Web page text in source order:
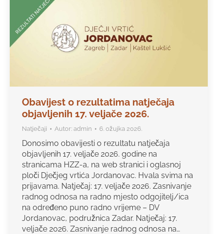
Obavijest o rezultatima natječaja
objavljenih 17. veljače 2026.
Natječaji Autor: admin 6. ožujka 2026.
Donosimo obavijesti o rezultatu natječaja
objavljenih 17. veljače 2026. godine na
stranicama HZZ-a, na web stranici i oglasnoj
ploči Dječjeg vrtića Jordanovac. Hvala svima na
prijavama. Natječaj: 17. veljače 2026. Zasnivanje
radnog odnosa na radno mjesto odgojitelj/ica
na određeno puno radno vrijeme – DV
Jordanovac, podružnica Zadar. Natječaj: 17.
veljače 2026. Zasnivanje radnog odnosa na…